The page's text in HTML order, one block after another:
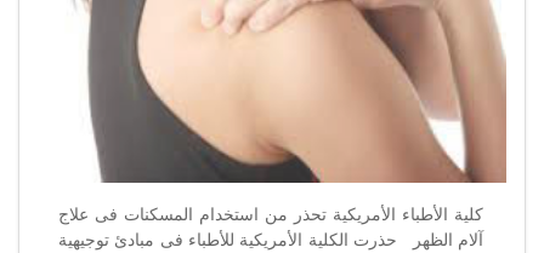
مغلقة
كلية الأطباء الأمريكية تحذر من استخدام المسكنات فى علاج
آلام الظهر حذرت الكلية الأمريكية للأطباء فى مبادئ توجيهية